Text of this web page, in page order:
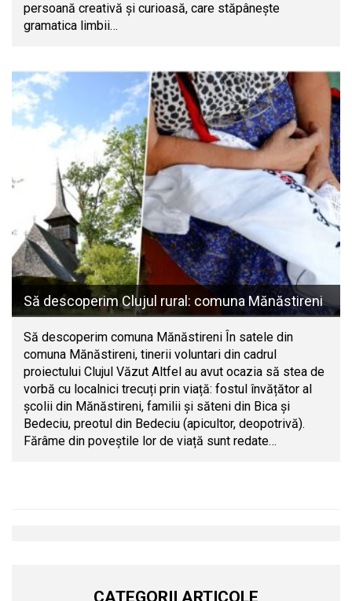
persoană creativă și curioasă, care stăpânește
gramatica limbii…
Să descoperim Clujul rural: comuna Mănăstireni
Să descoperim comuna Mănăstireni În satele din
comuna Mănăstireni, tinerii voluntari din cadrul
proiectului Clujul Văzut Altfel au avut ocazia să stea de
vorbă cu localnici trecuți prin viață: fostul învățător al
școlii din Mănăstireni, familii și săteni din Bica și
Bedeciu, preotul din Bedeciu (apicultor, deopotrivă).
Fărâme din poveștile lor de viață sunt redate…
CATEGORII ARTICOLE